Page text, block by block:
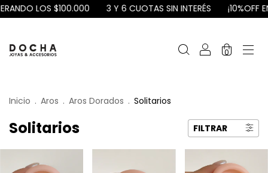
LOS $100.000 3 Y 6 CUOTAS SIN INTERÉS ¡10%OFF
0
Inicio . Aros . Aros Dorados . Solitarios
Solitarios FILTRAR